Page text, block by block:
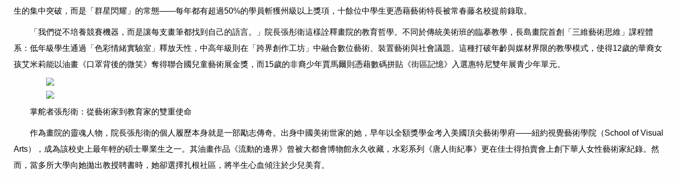
生的集中突破，而是「群星閃耀」的常態——每年都有超過50%的學員斬獲州級以上獎項，十餘位中學生更憑藉藝術特長被常春藤名校提前錄取。
「我們從不培養競賽機器，而是讓每支畫筆都找到自己的語言。」院長張彤衛這樣詮釋畫院的教育哲學。不同於傳統美術班的臨摹教學，長島畫院首創「三維藝術思維」課程體
系：低年級學生通過「色彩情緒實驗室」釋放天性，中高年級則在「跨界創作工坊」中融合數位藝術、裝置藝術與社會議題。這種打破年齡與媒材界限的教學模式，使得12歲的華裔女
孩艾米莉能以油畫《口罩背後的微笑》奪得聯合國兒童藝術展金獎，而15歲的非裔少年賈馬爾則憑藉數碼拼貼《街區記憶》入選惠特尼雙年展青少年單元。
掌舵者張彤衛：從藝術家到教育家的雙重使命
作為畫院的靈魂人物，院長張彤衛的個人履歷本身就是一部勵志傳奇。出身中國美術世家的她，早年以全額獎學金考入美國頂尖藝術學府——紐約視覺藝術學院（School of Visual
Arts），成為該校史上最年輕的碩士畢業生之一。其油畫作品《流動的邊界》曾被大都會博物館永久收藏，水彩系列《唐人街紀事》更在佳士得拍賣會上創下華人女性藝術家紀錄。然
而，當多所大學向她拋出教授聘書時，她卻選擇扎根社區，將半生心血傾注於少兒美育。